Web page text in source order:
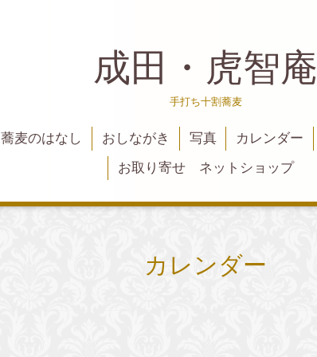
成田・虎智庵
手打ち十割蕎麦
蕎麦のはなし おしながき 写真 カレンダー
お取り寄せ ネットショップ
カレンダー